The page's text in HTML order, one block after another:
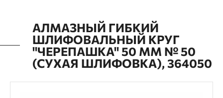
АЛМАЗНЫЙ ГИБКИЙ
ШЛИФОВАЛЬНЫЙ КРУГ
"ЧЕРЕПАШКА" 50 ММ № 50
(СУХАЯ ШЛИФОВКА), 364050